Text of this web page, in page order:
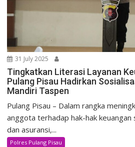
31 July 2025
Tingkatkan Literasi Layanan
Pulang Pisau Hadirkan
Mandiri Taspen
Pulang Pisau – Dalam rangka
anggota terhadap hak-hak keuangan
dan asuransi,...
Polres Pulang Pisau